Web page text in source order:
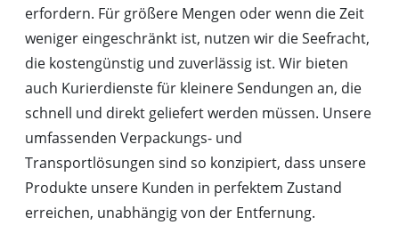
erfordern. Für größere Mengen oder wenn die Zeit
weniger eingeschränkt ist, nutzen wir die Seefracht,
die kostengünstig und zuverlässig ist. Wir bieten
auch Kurierdienste für kleinere Sendungen an, die
schnell und direkt geliefert werden müssen. Unsere
umfassenden Verpackungs- und
Transportlösungen sind so konzipiert, dass unsere
Produkte unsere Kunden in perfektem Zustand
erreichen, unabhängig von der Entfernung.